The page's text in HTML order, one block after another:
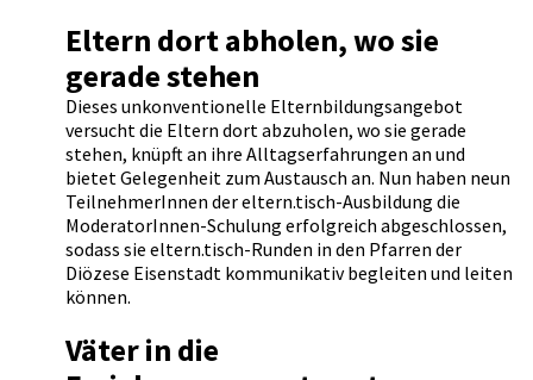
Eltern dort abholen, wo sie
gerade stehen
Dieses unkonventionelle Elternbildungsangebot
versucht die Eltern dort abzuholen, wo sie gerade
stehen, knüpft an ihre Alltagserfahrungen an und
bietet Gelegenheit zum Austausch an. Nun haben neun
TeilnehmerInnen der eltern.tisch-Ausbildung die
ModeratorInnen-Schulung erfolgreich abgeschlossen,
sodass sie eltern.tisch-Runden in den Pfarren der
Diözese Eisenstadt kommunikativ begleiten und leiten
können.
Väter in die